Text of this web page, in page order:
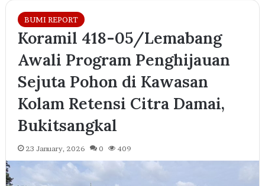
BUMI REPORT
Koramil 418-05/Lemabang
Awali Program Penghijauan
Sejuta Pohon di Kawasan
Kolam Retensi Citra Damai,
Bukitsangkal
23 January, 2026 0 409